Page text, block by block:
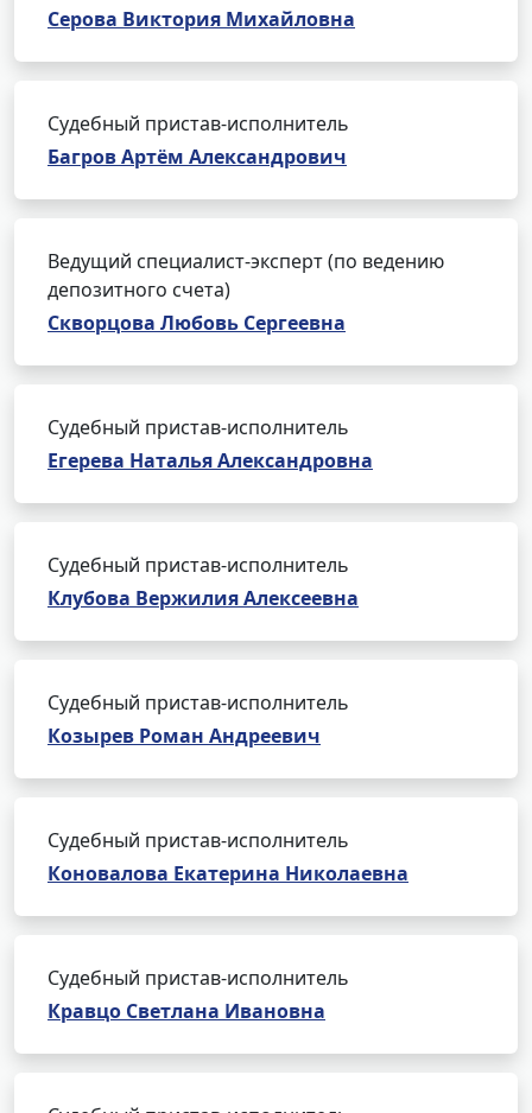
Серова Виктория Михайловна
Судебный пристав-исполнитель
Багров Артём Александрович
Ведущий специалист-эксперт (по ведению
депозитного счета)
Скворцова Любовь Сергеевна
Судебный пристав-исполнитель
Егерева Наталья Александровна
Судебный пристав-исполнитель
Клубова Вержилия Алексеевна
Судебный пристав-исполнитель
Козырев Роман Андреевич
Судебный пристав-исполнитель
Коновалова Екатерина Николаевна
Судебный пристав-исполнитель
Кравцо Светлана Ивановна